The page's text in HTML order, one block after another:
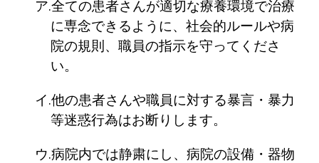
ア.全ての患者さんが適切な療養環境で治療
に専念できるように、社会的ルールや病
院の規則、職員の指示を守ってくださ
い。
イ.他の患者さんや職員に対する暴言・暴力
等迷惑行為はお断りします。
ウ.病院内では静粛にし、病院の設備・器物